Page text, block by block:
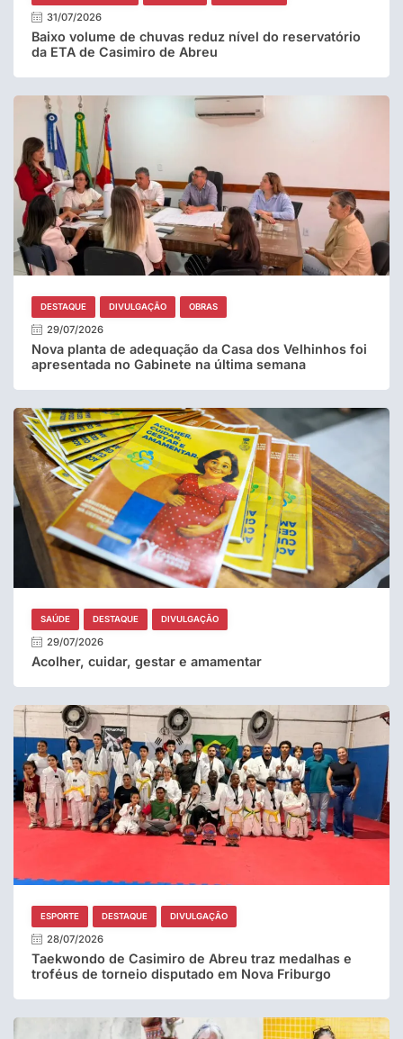
31/07/2026
Baixo volume de chuvas reduz nível do reservatório
da ETA de Casimiro de Abreu
DESTAQUE DIVULGAÇÃO OBRAS
29/07/2026
Nova planta de adequação da Casa dos Velhinhos foi
apresentada no Gabinete na última semana
SAÚDE DESTAQUE DIVULGAÇÃO
29/07/2026
Acolher, cuidar, gestar e amamentar
ESPORTE DESTAQUE DIVULGAÇÃO
28/07/2026
Taekwondo de Casimiro de Abreu traz medalhas e
troféus de torneio disputado em Nova Friburgo